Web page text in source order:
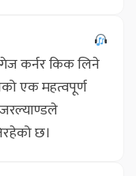
कर्नर किक लिने
एक महत्वपूर्ण
छ।